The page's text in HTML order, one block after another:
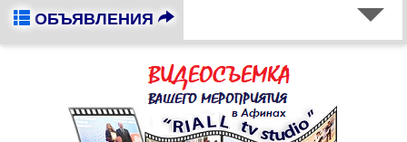
ОБЪЯВЛЕНИЯ